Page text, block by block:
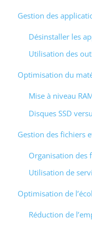
Gestion des
Désinstaller les
Utilisation des
Optimisation du
Mise à niveau
Disques SSD
Gestion des fichiers
Organisation des
Utilisation de
Optimisation de
Réduction de